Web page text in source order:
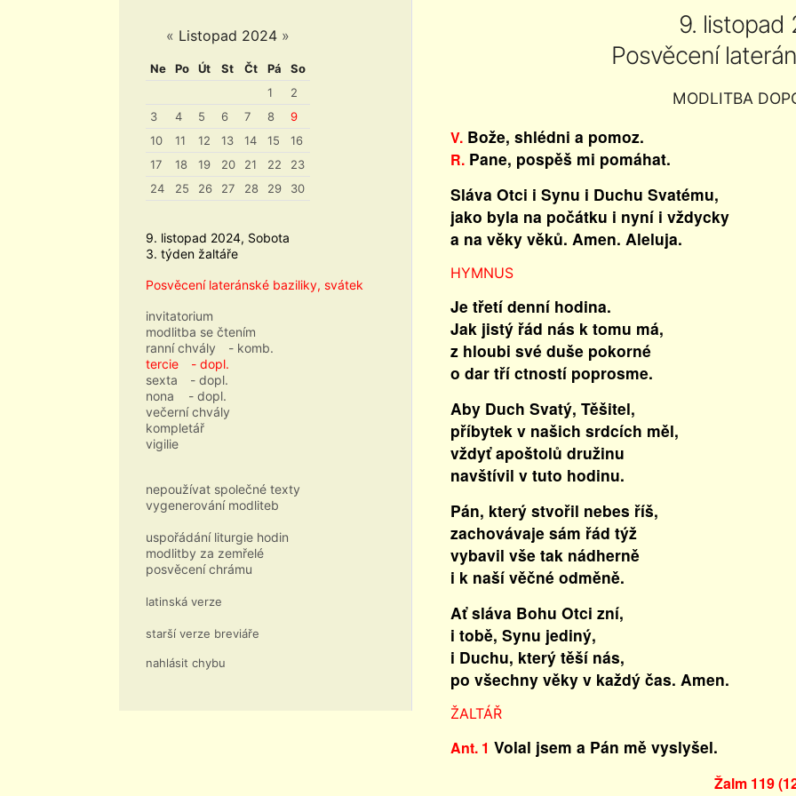
« Listopad 2024 »
Ne Po Út St Čt Pá
So
1
2
3
4 5 6 7 8
9
10
11 12 13 14 15
16
17
18 19 20 21 22
23
24
25 26 27 28 29 30
9. listopad 2024, Sobota
3. týden žaltáře
Posvěcení lateránské baziliky, svátek
invitatorium
modlitba se čtením
ranní chvály
- komb.
tercie
- dopl.
sexta
- dopl.
nona
- dopl.
večerní chvály
kompletář
vigilie
nepoužívat společné texty
vygenerování modliteb
uspořádání liturgie hodin
modlitby za zemřelé
posvěcení chrámu
latinská verze
starší verze breviáře
nahlásit chybu
9. listopad
Posvěcení
MODLITBA
V. Bože, shlédni a pomoz.
R. Pane, pospěš mi pomáhat.
Sláva Otci i Synu i Duchu Svatému,
jako byla na počátku i nyní i vždycky
a na věky věků. Amen. Aleluja.
HYMNUS
Je třetí denní hodina.
Jak jistý řád nás k tomu má,
z hloubi své duše pokorné
o dar tří ctností poprosme.
Aby Duch Svatý, Těšitel,
příbytek v našich srdcích měl,
vždyť apoštolů družinu
navštívil v tuto hodinu.
Pán, který stvořil nebes říš,
zachovávaje sám řád týž
vybavil vše tak nádherně
i k naší věčné odměně.
Ať sláva Bohu Otci zní,
i tobě, Synu jediný,
i Duchu, který těší nás,
po všechny věky v každý čas. Amen.
ŽALTÁŘ
Ant. 1 Volal jsem a Pán mě vyslyšel.
Žalm 119